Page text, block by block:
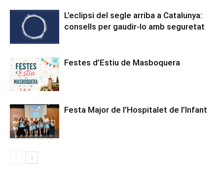
L’eclipsi del segle arriba a Catalunya:
consells per gaudir-lo amb seguretat
Festes d’Estiu de Masboquera
Festa Major de l’Hospitalet de l’Infant